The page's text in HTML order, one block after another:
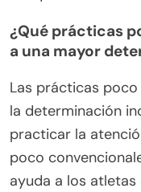
atletas con alta
estrés de manera
bajo presión y
interpersonales,
en equipo. La
emocionalmente
demuestran una